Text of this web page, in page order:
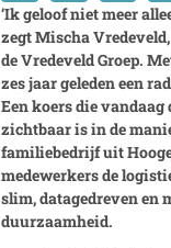
‘Ik geloof niet meer
zegt Mischa
de Vredeveld Groep.
zes jaar geleden een
Een koers die
zichtbaar is in de
familiebedrijf uit
medewerkers de
slim, datagedreven en
duurzaamheid.